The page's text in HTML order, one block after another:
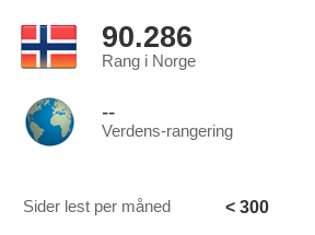
90.286
Rang i Norge
--
Verdens-rangering
Sider lest per måned < 300